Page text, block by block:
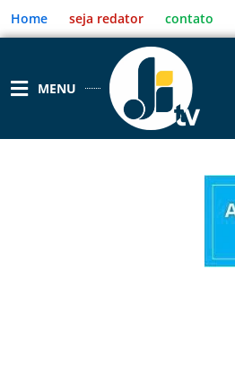
para
o
Home seja redator contato
MENU